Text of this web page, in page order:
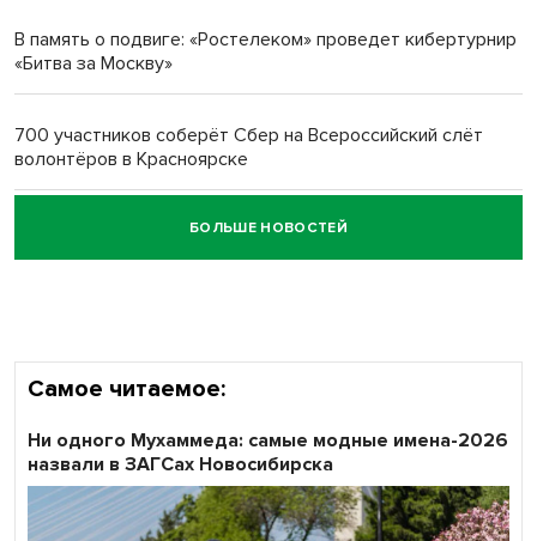
В память о подвиге: «Ростелеком» проведет кибертурнир
«Битва за Москву»
700 участников соберёт Сбер на Всероссийский слёт
волонтёров в Красноярске
Честный выбор: видеонаблюдение обеспечит
объективность результатов ЕДГ в Новосибирской
БОЛЬШЕ НОВОСТЕЙ
Самое читаемое:
Ни одного Мухаммеда: самые модные имена-2026
назвали в ЗАГСах Новосибирска